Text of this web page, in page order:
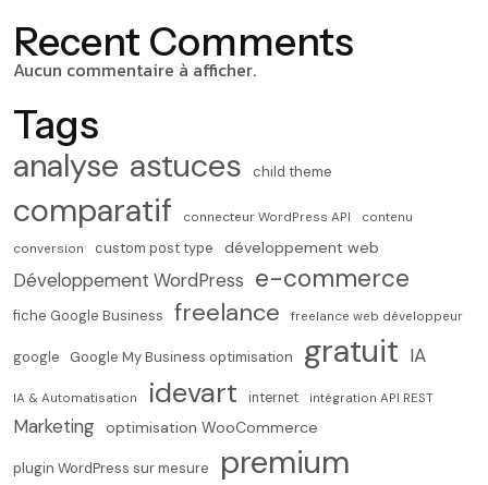
Recent Comments
Aucun commentaire à afficher.
Tags
analyse astuces child theme
comparatif connecteur WordPress API
contenu
conversion
custom post type développement web
Développement WordPress e-commerce
fiche Google Business freelance freelance web développeur
google Google My Business optimisation gratuit IA
IA & Automatisation idevart internet intégration API REST
Marketing optimisation WooCommerce
plugin WordPress sur mesure
premium